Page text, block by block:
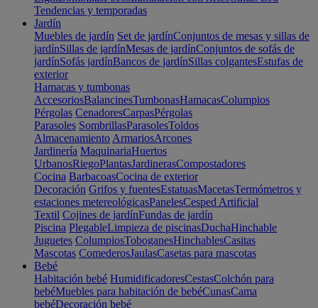
Tendencias y temporadas
Jardín
Muebles de jardín Set de jardínConjuntos de mesas y sillas de
jardínSillas de jardínMesas de jardínConjuntos de sofás de
jardínSofás jardínBancos de jardínSillas colgantesEstufas de
exterior
Hamacas y tumbonas
AccesoriosBalancinesTumbonasHamacasColumpios
Pérgolas CenadoresCarpasPérgolas
Parasoles SombrillasParasolesToldos
Almacenamiento ArmariosArcones
Jardinería MaquinariaHuertos
UrbanosRiegoPlantasJardinerasCompostadores
Cocina BarbacoasCocina de exterior
Decoración Grifos y fuentesEstatuasMacetasTermómetros y
estaciones metereológicasPanelesCesped Artificial
Textil Cojines de jardínFundas de jardín
Piscina PlegableLimpieza de piscinasDuchaHinchable
Juguetes ColumpiosToboganesHinchablesCasitas
Mascotas ComederosJaulasCasetas para mascotas
Bebé
Habitación bebé HumidificadoresCestasColchón para
bebéMuebles para habitación de bebéCunasCama
bebéDecoración bebé